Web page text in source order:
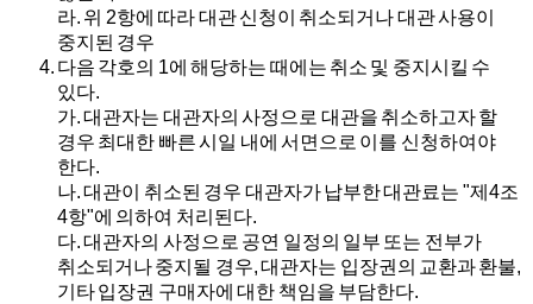
라. 위 2항에 따라 대관 신청이 취소되거나 대관 사용이
중지된 경우
다음 각호의 1에 해당하는 때에는 취소 및 중지시킬 수
있다.
가.대관자는 대관자의 사정으로 대관을 취소하고자 할
경우 최대한 빠른 시일 내에 서면으로 이를 신청하여야
한다.
나.대관이 취소된 경우 대관자가 납부한 대관료는 "제4조
4항"에 의하여 처리된다.
다.대관자의 사정으로 공연 일정의 일부 또는 전부가
취소되거나 중지될 경우, 대관자는 입장권의 교환과 환불,
기타 입장권 구매자에 대한 책임을 부담한다.